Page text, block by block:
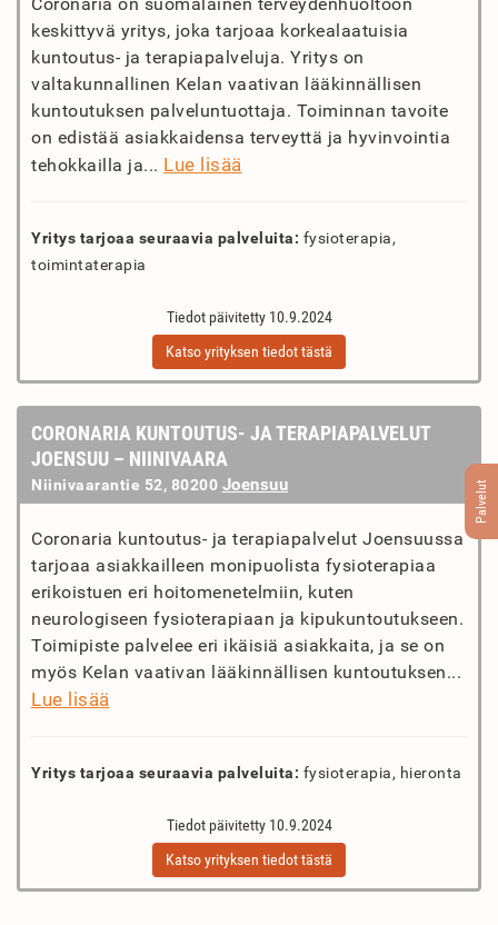
Palvelut
keskittyvä yritys, joka tarjoaa korkealaatuisia
kuntoutus- ja terapiapalveluja. Yritys on
valtakunnallinen Kelan vaativan lääkinnällisen
kuntoutuksen palveluntuottaja. Toiminnan tavoite
on edistää asiakkaidensa terveyttä ja hyvinvointia
tehokkailla ja... Lue lisää
Yritys tarjoaa seuraavia palveluita: fysioterapia,
toimintaterapia
Tiedot päivitetty 10.9.2024
Katso yrityksen tiedot tästä
CORONARIA KUNTOUTUS- JA TERAPIAPALVELUT
JOENSUU – NIINIVAARA
Niinivaarantie 52, 80200 Joensuu
Coronaria kuntoutus- ja terapiapalvelut Joensuussa
tarjoaa asiakkailleen monipuolista fysioterapiaa
erikoistuen eri hoitomenetelmiin, kuten
neurologiseen fysioterapiaan ja kipukuntoutukseen.
Toimipiste palvelee eri ikäisiä asiakkaita, ja se on
myös Kelan vaativan lääkinnällisen kuntoutuksen...
Lue lisää
Yritys tarjoaa seuraavia palveluita: fysioterapia, hieronta
Tiedot päivitetty 10.9.2024
Katso yrityksen tiedot tästä